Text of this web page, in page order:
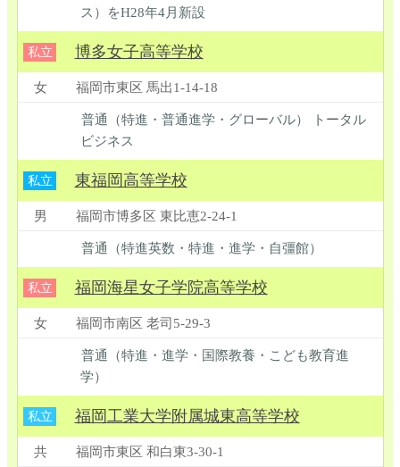
ス）をH28年4月新設
私立 博多女子高等学校
女 福岡市東区 馬出1-14-18
普通（特進・普通進学・グローバル） トータル
ビジネス
私立 東福岡高等学校
男 福岡市博多区 東比恵2-24-1
普通（特進英数・特進・進学・自彊館）
私立 福岡海星女子学院高等学校
女 福岡市南区 老司5-29-3
普通（特進・進学・国際教養・こども教育進
学）
私立 福岡工業大学附属城東高等学校
共 福岡市東区 和白東3-30-1